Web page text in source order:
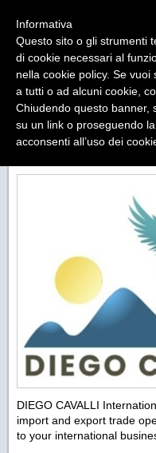
Import-
COMPANY
DIEGO CAVALLI
import and export trade
to your international
Informativa
Questo sito o gli strumenti
di cookie necessari al
nella cookie policy. Se
a tutti o ad alcuni cookie,
Chiudendo questo banner,
su un link o proseguendo
acconsenti all’uso dei